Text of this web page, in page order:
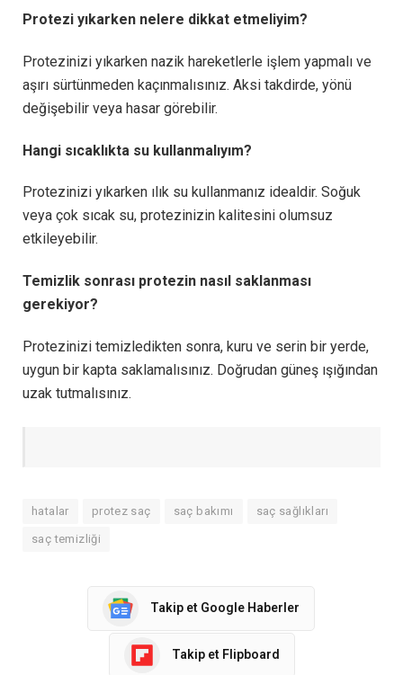
Protezi yıkarken nelere dikkat etmeliyim?
Protezinizi yıkarken nazik hareketlerle işlem yapmalı ve
aşırı sürtünmeden kaçınmalısınız. Aksi takdirde, yönü
değişebilir veya hasar görebilir.
Hangi sıcaklıkta su kullanmalıyım?
Protezinizi yıkarken ılık su kullanmanız idealdir. Soğuk
veya çok sıcak su, protezinizin kalitesini olumsuz
etkileyebilir.
Temizlik sonrası protezin nasıl saklanması
gerekiyor?
Protezinizi temizledikten sonra, kuru ve serin bir yerde,
uygun bir kapta saklamalısınız. Doğrudan güneş ışığından
uzak tutmalısınız.
hatalar protez saç saç bakımı saç sağlıkları
saç temizliği
Takip et Google Haberler
Takip et Flipboard